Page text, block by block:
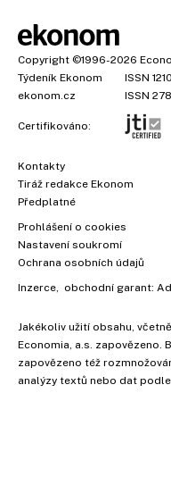
Copyright ©1996-2026
Týdeník Ekonom
ISSN
ekonom.cz
ISSN
Certifikováno:
Kontakty
Tiráž redakce Ekonom
Předplatné
Prohlášení o cookies
Nastavení soukromí
Ochrana osobních údajů
Inzerce, obchodní garant:
Jakékoliv užití obsahu,
Economia, a.s. zapovězeno.
zapovězeno též
analýzy textů nebo dat